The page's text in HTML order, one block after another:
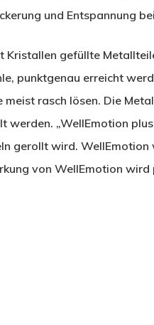
und Entspannung
gefüllte
punktgenau erreicht
rasch lösen. Die
„WellEmotion
gerollt wird.
von WellEmotion